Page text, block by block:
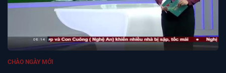
CHÀO NGÀY MỚI